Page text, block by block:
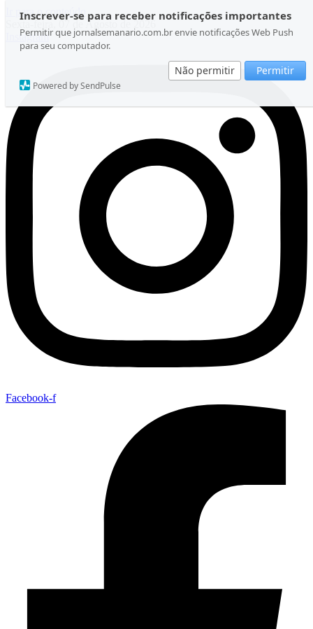
Inscrever-se para receber notificações importantes
Permitir que jornalsemanario.com.br envie notificações Web Push
para seu computador.
Não permitir Permitir
Powered by SendPulse
Ir para o conteúdo
Sexta-feira, 07 de Agosto de 2026
Instagram
Facebook-f